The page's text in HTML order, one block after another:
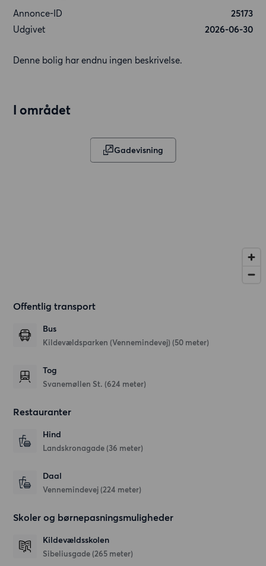
Annonce-ID
25173
Udgivet
2026-06-30
Denne bolig har endnu ingen beskrivelse.
I området
Gadevisning
Offentlig transport
Bus
Kildevældsparken (Vennemindevej) (50 meter)
Tog
Svanemøllen St. (624 meter)
Restauranter
Hind
Landskronagade (36 meter)
Daal
Vennemindevej (224 meter)
Skoler og børnepasningsmuligheder
Kildevældsskolen
Sibeliusgade (265 meter)